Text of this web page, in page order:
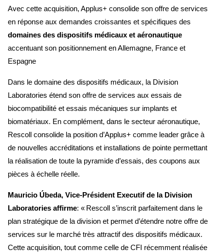
Avec cette acquisition, Applus+ consolide son offre de services
en réponse aux demandes croissantes et spécifiques des
domaines des dispositifs médicaux et aéronautique
accentuant son positionnement en Allemagne, France et
Espagne
Dans le domaine des dispositifs médicaux, la Division
Laboratories étend son offre de services aux essais de
biocompatibilité et essais mécaniques sur implants et
biomatériaux. En complément, dans le secteur aéronautique,
Rescoll consolide la position d’Applus+ comme leader grâce à
de nouvelles accréditations et installations de pointe permettant
la réalisation de toute la pyramide d’essais, des coupons aux
pièces à échelle réelle.
Mauricio Úbeda, Vice-Président Executif de la Division
Laboratories affirme: « Rescoll s’inscrit parfaitement dans le
plan stratégique de la division et permet d’étendre notre offre de
services sur le marché très attractif des dispositifs médicaux.
Cette acquisition, tout comme celle de CFI récemment réalisée